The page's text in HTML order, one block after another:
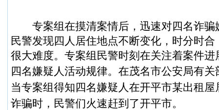
专案组在摸清案情后，迅速对四名诈骗
民警发现四人居住地点不断变化，时分时
很大难度。专案组民警时刻在关注着案件
四名嫌疑人活动规律。 在茂名市公安局有
当专案组得知四名嫌疑人在开平市某出租
诈骗时，民警们火速赶到了开平市。